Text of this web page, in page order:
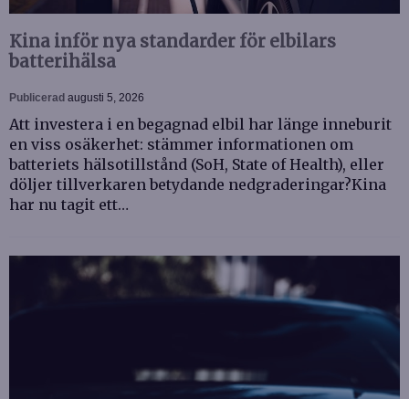
Kina inför nya standarder för elbilars
batterihälsa
Publicerad augusti 5, 2026
Att investera i en begagnad elbil har länge inneburit
en viss osäkerhet: stämmer informationen om
batteriets hälsotillstånd (SoH, State of Health), eller
döljer tillverkaren betydande nedgraderingar?Kina
har nu tagit ett…